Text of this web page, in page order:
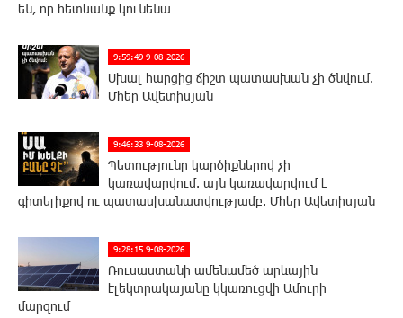
են, որ հետևանք կունենա
9:59:49 9-08-2026
Սխալ հարցից ճիշտ պատասխան չի ծնվում.
Մհեր Ավետիսյան
9:46:33 9-08-2026
Պետությունը կարծիքներով չի
կառավարվում. այն կառավարվում է
գիտելիքով ու պատասխանատվությամբ. Մհեր Ավետիսյան
9:28:15 9-08-2026
Ռուսաստանի ամենամեծ արևային
էլեկտրակայանը կկառուցվի Ամուրի
մարզում